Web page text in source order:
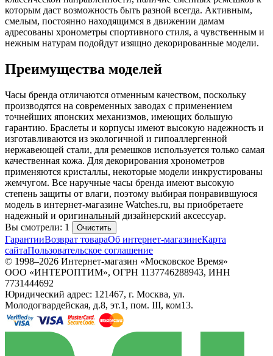
которым даст возможность быть разной всегда. Активным,
смелым, постоянно находящимся в движении дамам
адресованы хронометры спортивного стиля, а чувственным и
нежным натурам подойдут изящно декорированные модели.
Преимущества моделей
Часы бренда отличаются отменным качеством, поскольку
производятся на современных заводах с применением
точнейших японских механизмов, имеющих большую
гарантию. Браслеты и корпусы имеют высокую надежность и
изготавливаются из экологичной и гипоаллергенной
нержавеющей стали, для ремешков используется только самая
качественная кожа. Для декорирования хронометров
применяются кристаллы, некоторые модели инкрустированы
жемчугом. Все наручные часы бренда имеют высокую
степень защиты от влаги, поэтому выбирая понравившуюся
модель в интернет-магазине Watches.ru, вы приобретаете
надежный и оригинальный дизайнерский аксессуар.
Вы смотрели: 1
Очистить
ГарантииВозврат товараОб интернет-магазинеКарта
сайтаПользовательское соглашение
© 1998–2026 Интернет-магазин «Московское Время»
ООО «ИНТЕРОПТИМ», ОГРН 1137746288943, ИНН
7731444692
Юридический адрес: 121467, г. Москва, ул.
Молодогвардейская, д.8, эт.1, пом. III, ком13.